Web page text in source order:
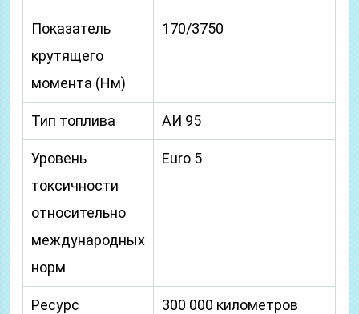
Показатель
крутящего
момента (Нм)
170/3750
Тип топлива АИ 95
Уровень
токсичности
относительно
международных
норм
Euro 5
Ресурс 300 000 километров